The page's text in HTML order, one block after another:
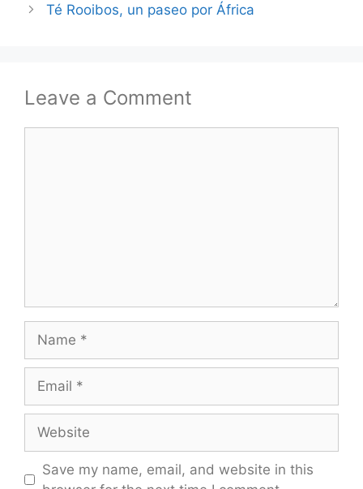
Té Rooibos, un paseo por África
Leave a Comment
Save my name, email, and website in this